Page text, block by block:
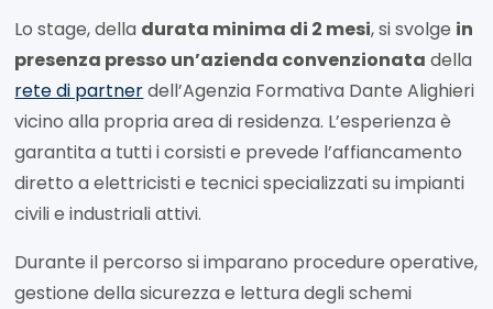
Lo stage, della durata minima di 2 mesi, si svolge in
presenza presso un’azienda convenzionata della
rete di partnerdell’Agenzia Formativa Dante Alighieri
vicino alla propria area di residenza. L’esperienza è
garantita a tutti i corsisti e prevede l’affiancamento
diretto a elettricisti e tecnici specializzati su impianti
civili e industriali attivi.
Durante il percorso si imparano procedure operative,
gestione della sicurezza e lettura degli schemi